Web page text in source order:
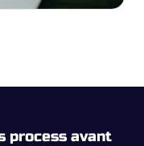
process avant